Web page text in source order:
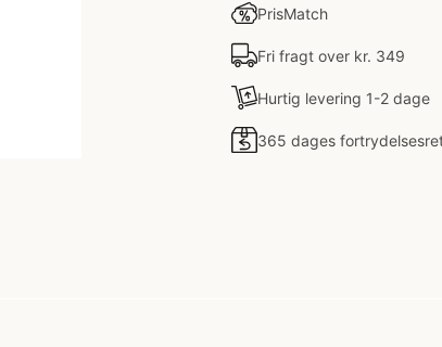
PrisMatch
Fri fragt over kr. 349
Hurtig levering 1-2 dage
365 dages